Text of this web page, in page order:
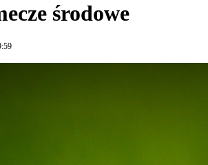
środowe